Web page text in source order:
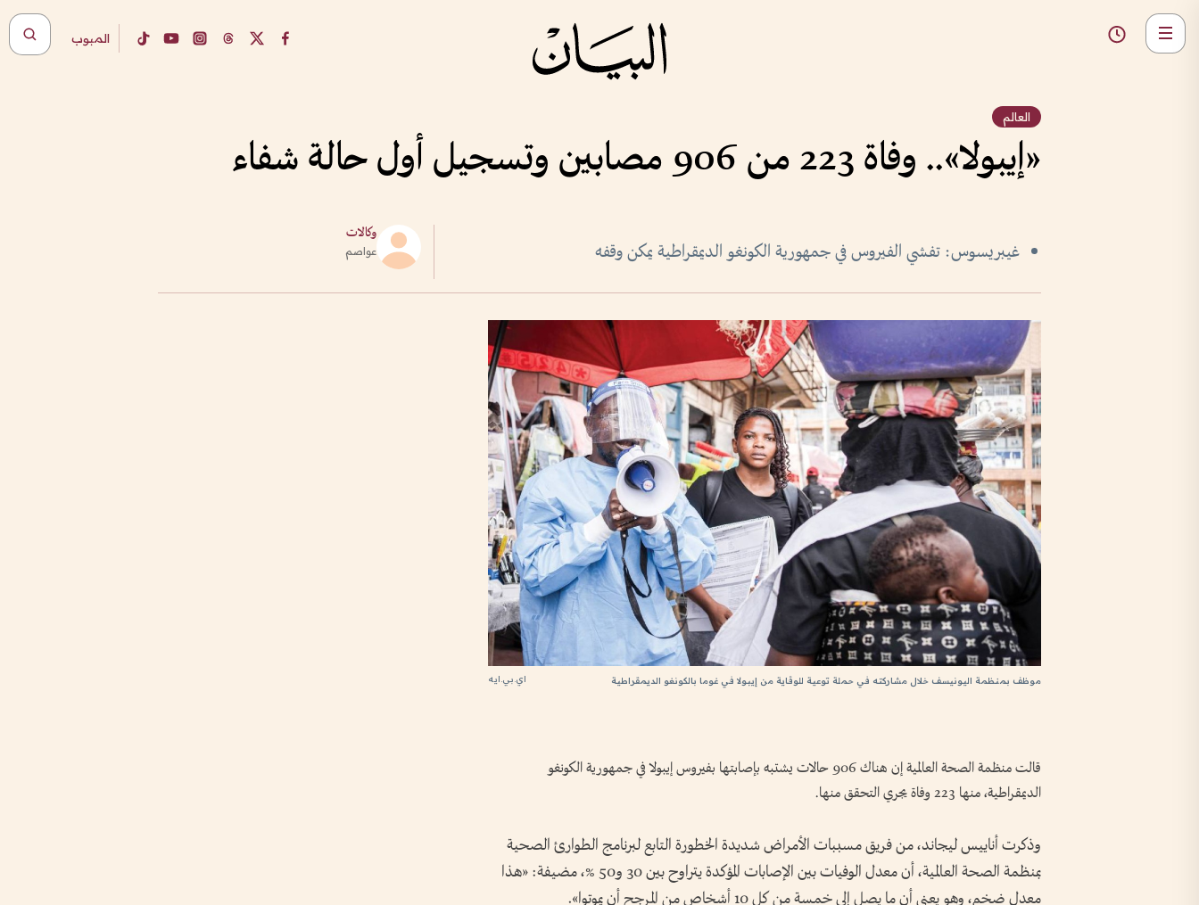
المبوب
العالم
«إيبولا».. وفاة 223 من 906 مصابين وتسجيل أول حالة شفاء
غيبريسوس: تفشي الفيروس في جمهورية الكونغو الديمقراطية يمكن وقفه
وكالات
عواصم
اي.بي.ايه موظف بمنظمة اليونيسف خلال مشاركته في حملة توعية للوقاية من إيبولا في غوما بالكونغو الديمقراطية
قالت منظمة الصحة العالمية إن ​هناك 906 حالات يشتبه بإصابتها بفيروس إيبولا في جمهورية الكونغو
الديمقراطية، منها ​223 وفاة يجري التحقق منها.
وذكرت أناييس ليجاند، من فريق مسببات الأمراض شديدة الخطورة التابع ​لبرنامج ⁠الطوارئ الصحية
بمنظمة ⁠الصحة العالمية، أن معدل الوفيات بين الإصابات المؤكدة يتراوح بين 30 و50 %، مضيفة: «هذا
معدل ضخم، وهو يعني أن ما يصل إلى ⁠خمسة من كل 10 أشخاص من المرجح أن يموتوا».